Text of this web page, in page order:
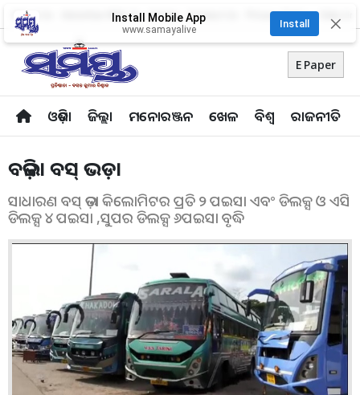
About Us Advertise With Us Career Contact Us Privacy Policy
E Paper
ଓଡ଼ିଶା ଜିଲ୍ଲା ମନୋରଞ୍ଜନ ଖେଳ ବିଶ୍ବ ରାଜନୀତି
Install Mobile App
www.samayalive
Install ✕
ବଢ଼ିଲା ବସ୍‌ ଭଡ଼ା
ସାଧାରଣ ବସ୍ ଭଡ଼ା କିଲୋମିଟର ପ୍ରତି ୨ ପଇସା ଏବଂ ଡିଲକ୍ସ ଓ ଏସି
ଡିଲକ୍ସ ୪ ପଇସା ,ସୁପର ଡିଲକ୍ସ ୬ପଇସା ବୃଦ୍ଧି